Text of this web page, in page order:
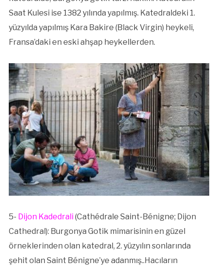
Saat Kulesi ise 1382 yılında yapılmış. Katedraldeki 1.
yüzyılda yapılmış Kara Bakire (Black Virgin) heykeli,
Fransa’daki en eski ahşap heykellerden.
5- Dijon Kadedrali(Cathédrale Saint-Bénigne; Dijon
Cathedral): Burgonya Gotik mimarisinin en güzel
örneklerinden olan katedral, 2. yüzyılın sonlarında
şehit olan Saint Bénigne’ye adanmış..Hacıların